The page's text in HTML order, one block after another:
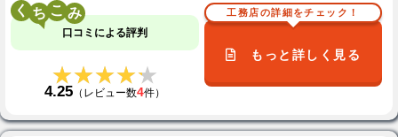
く こ
口コミによる評判
★★★★★
★★★★★
4.25 （レビュー数4件）
工務店の詳細をチェック！
もっと詳しく見る